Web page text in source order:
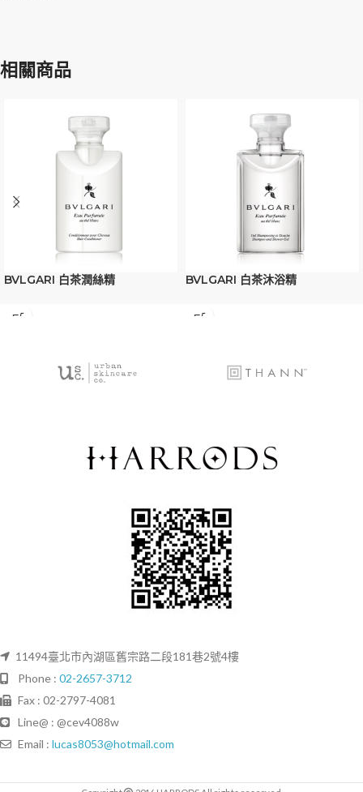
相關商品
BVLGARI 白茶潤絲精 BVLGARI 白茶沐浴精
11494臺北市內湖區舊宗路二段181巷2號4樓
Phone : 02-2657-3712
Fax : 02-2797-4081
Line@ : @cev4088w
Email : lucas8053@hotmail.com